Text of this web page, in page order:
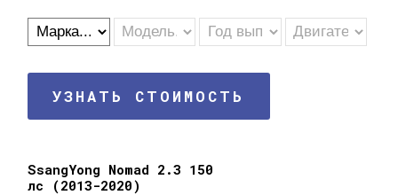
ГАРАНТИЯ
УЗНАТЬ СТОИМОСТЬ
SsangYong Nomad 2.3 150
лс (2013-2020)